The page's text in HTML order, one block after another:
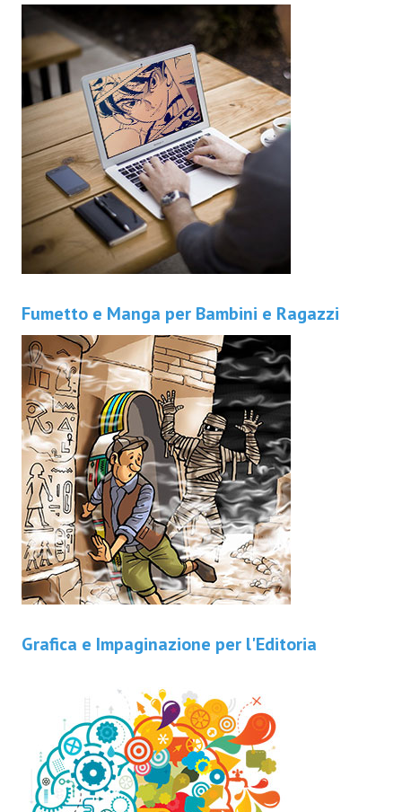
Fumetto e Manga per Bambini e Ragazzi
Grafica e Impaginazione per l'Editoria